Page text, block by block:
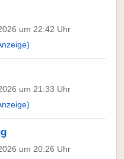
um 22:42 Uhr
um 21:33 Uhr
um 20:26 Uhr